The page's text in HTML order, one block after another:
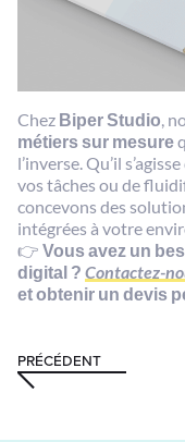
Chez Biper Studio,
métiers sur mesure
l’inverse. Qu’il
vos tâches ou de
concevons des
intégrées à votre
👉 Vous avez un
digital ? Contactez-
et obtenir un devis
PRÉCÉDENT